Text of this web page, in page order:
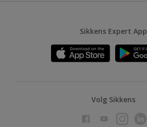
Sikkens Expert App
Volg Sikkens